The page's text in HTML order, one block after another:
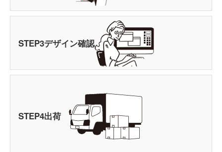
STEP3デザイン確認
STEP4出荷